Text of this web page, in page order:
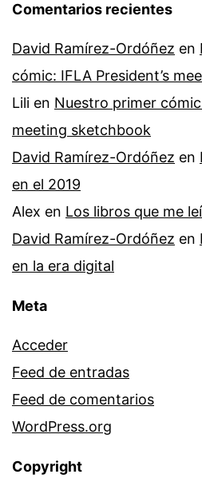
Comentarios recientes
David Ramírez-Ordóñez en
cómic: IFLA President’s
Lili en Nuestro primer
meeting sketchbook
David Ramírez-Ordóñez en
en el 2019
Alex en Los libros que me
David Ramírez-Ordóñez en
en la era digital
Meta
Acceder
Feed de entradas
Feed de comentarios
WordPress.org
Copyright